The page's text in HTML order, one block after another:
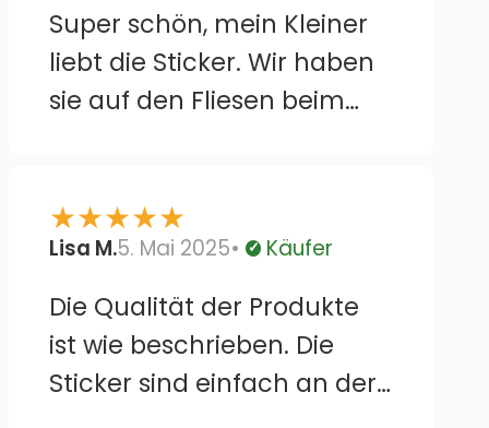
Super schön, mein Kleiner
liebt die Sticker. Wir haben
sie auf den Fliesen beim
runterziehen und versetzen
ohne Rückstände. Bloß sind
einige große Motive
doppelt, da wäre es schön,
wenn sie gespiegelt wären.
★★★★★
Lisa M.5. Mai 2025 Verifiziert
Käufer
Die Qualität der Produkte
ist wie beschrieben. Die
Sticker sind einfach an der